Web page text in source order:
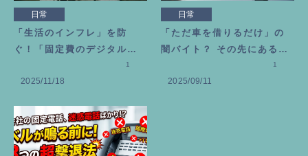
日常
「生活のインフレ」を防
ぐ！「固定費のデジタル断
2025/11/18
1
日常
「ただ車を借りるだけ」の
闇バイト？ その先にある恐
2025/09/11
1